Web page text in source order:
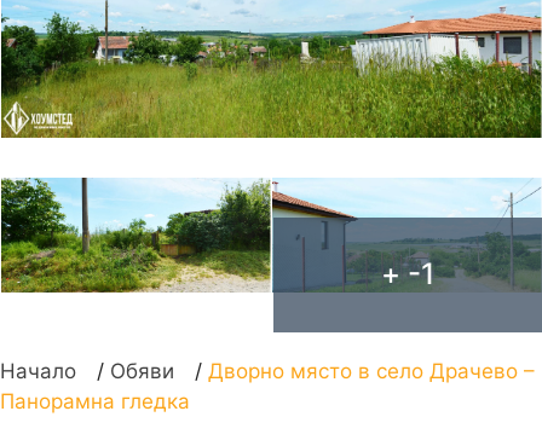
+ -1
Начало / Обяви / Дворно място в село Драчево –
Панорамна гледка